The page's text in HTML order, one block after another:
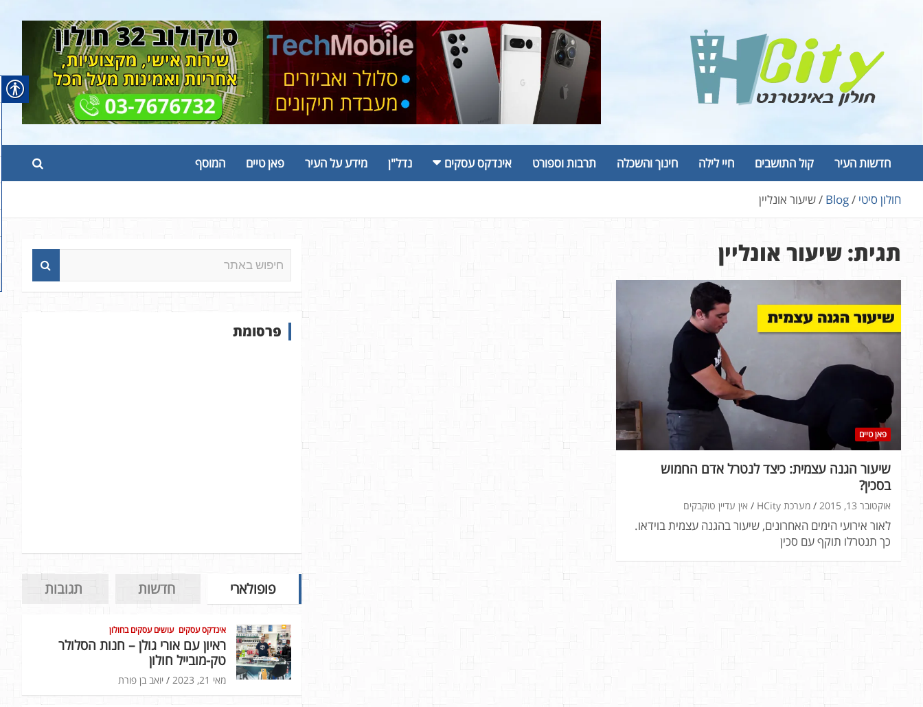
חדשות העיר קול התושבים חיי לילה חינוך והשכלה תרבות וספורט אינדקס עסקים נדל"ן מידע על העיר פאן טיים המוסף
חולון סיטי Blog שיעור אונליין
תגית: שיעור אונליין
פאן טיים
שיעור הגנה עצמית: כיצד לנטרל אדם החמוש
בסכין?
אוקטובר 13, 2015 מערכת HCity אין עדיין טוקבקים
לאור אירועי הימים האחרונים, שיעור בהגנה עצמית בוידאו.
כך תנטרלו תוקף עם סכין
פ
ש
פרסומת
פופולארי חדשות תגובות
אינדקס עסקים עושים עסקים בחולון
ראיון עם אורי גולן – חנות הסלולר
טק-מובייל חולון
מאי 21, 2023 יואב בן פורת